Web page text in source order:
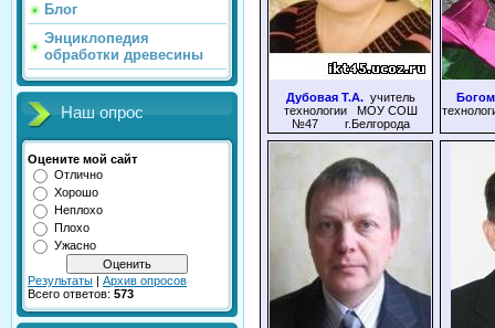
Блог
Энциклопедия
обработки древесины
Наш опрос
Оцените мой сайт
Отлично
Хорошо
Неплохо
Плохо
Ужасно
Результаты | Архив опросов
Всего ответов: 573
Дубовая Т.А. учитель
технологии МОУ СОШ
№47 г.Белгорода